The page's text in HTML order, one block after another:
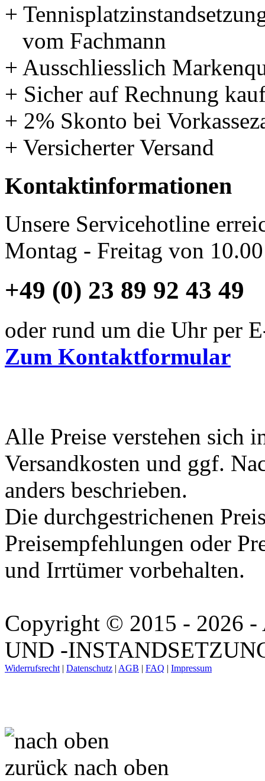
+
vom Fachmann
+ Ausschliesslich
+ Sicher auf Rechnung
+ 2% Skonto bei
+ Versicherter Versand
Kontaktinformationen
Unsere Servicehotline
Montag - Freitag von
+49 (0) 23 89 92 43 49
oder rund um die Uhr per
Zum Kontaktformular
Alle Preise verstehen sich
Versandkosten und ggf.
anders beschrieben.
Die durchgestrichenen
Preisempfehlungen oder
und Irrtümer vorbehalten.
Copyright © 2015 - 2026
UND -
Widerrufsrecht | Datenschutz | AGB | FAQ | Impressum
zurück nach oben